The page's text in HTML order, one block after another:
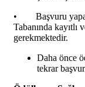
• Başvuru
Tabanında
gerekmektedir.
Daha önce
tekrar